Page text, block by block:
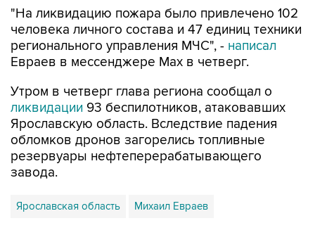
"На ликвидацию пожара было привлечено 102
человека личного состава и 47 единиц техники
регионального управления МЧС", - написал
Евраев в мессенджере Мах в четверг.
Утром в четверг глава региона сообщал о
ликвидации 93 беспилотников, атаковавших
Ярославскую область. Вследствие падения
обломков дронов загорелись топливные
резервуары нефтеперерабатывающего
завода.
Ярославская область Михаил Евраев